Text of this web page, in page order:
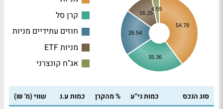
54.78
35.36
26.54
16.25
4.59
קרן סל
חוזים עתידיים מניות
מניות ETF
אג"ח קונצרני
סוג הנכס כמות ני"ע % מהקרן כמות ע.נ
שווי (מ' ₪)